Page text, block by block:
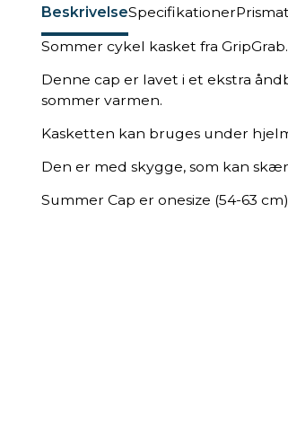
BeskrivelseSpecifikationer
Sommer cykel kasket fra GripGrab.
Denne cap er lavet i et ekstra
sommer varmen.
Kasketten kan bruges under
Den er med skygge, som kan
Summer Cap er onesize (54-63